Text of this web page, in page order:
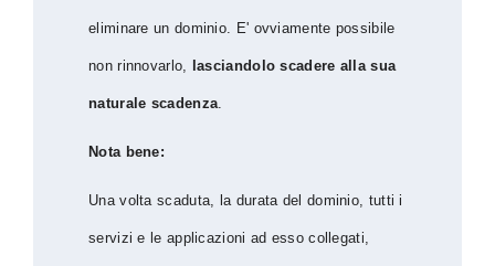
eliminare un dominio. E' ovviamente possibile
non rinnovarlo, lasciandolo scadere alla sua
naturale scadenza.
Nota bene:
Una volta scaduta, la durata del dominio, tutti i
servizi e le applicazioni ad esso collegati,